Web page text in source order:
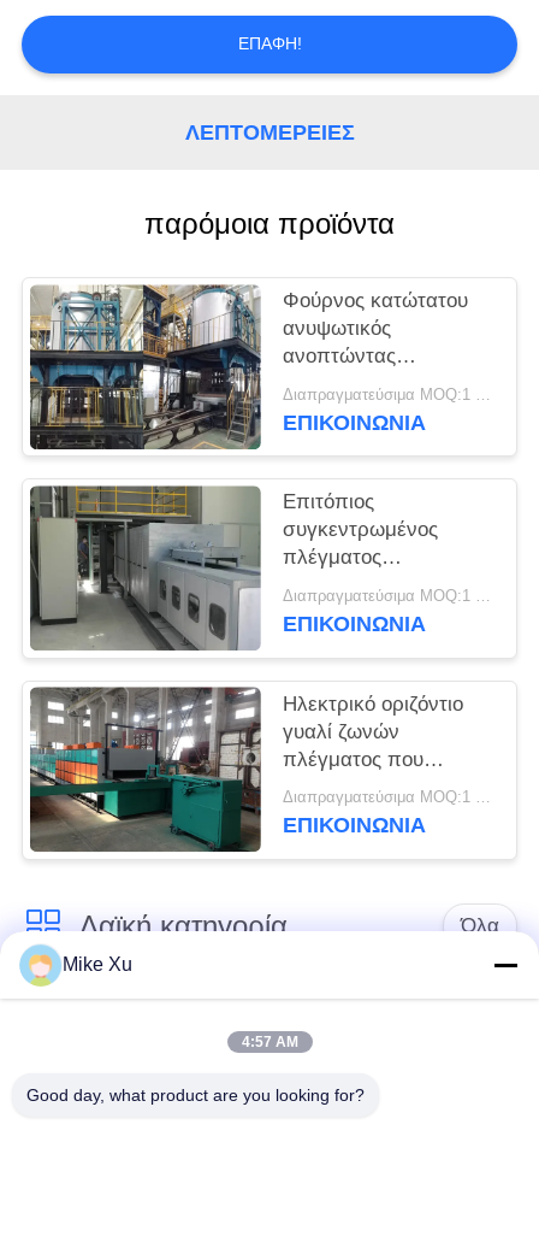
ΜΙΑ
ΠΡΟΣΦΟΡΆ
PRIVACY
ΕΠΑΦΉ!
ΛΕΠΤΟΜΈΡΕΙΕΣ
παρόμοια προϊόντα
Φούρνος κατώτατου
ανυψωτικός
ανοπτώντας
βιομηχανικός γυαλιού
1000℃
Διαπραγματεύσιμα MOQ:1 σύνολο
ΕΠΙΚΟΙΝΩΝΙΑ
Επιτόπιος
συγκεντρωμένος
πλέγματος
ανοπτώντας κλίβανος
γυαλιού ζωνών
Διαπραγματεύσιμα MOQ:1 σύνολο
ΕΠΙΚΟΙΝΩΝΙΑ
Ηλεκτρικό οριζόντιο
γυαλί ζωνών
πλέγματος που
διακοσμεί το φούρνο Διαπραγματεύσιμα MOQ:1 σύνολο
ΕΠΙΚΟΙΝΩΝΙΑ
Λαϊκή κατηγορία Όλα
Ηλεκτρικός
φούρνος γυαλιού
Mike Xu
4:57 AM
Good day, what product are you looking for?